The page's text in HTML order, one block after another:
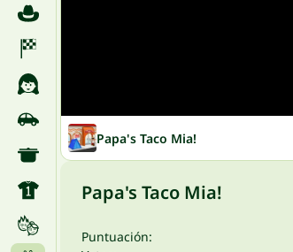
Papa's Taco Mia!
Papa's Taco Mia!
Puntuación: